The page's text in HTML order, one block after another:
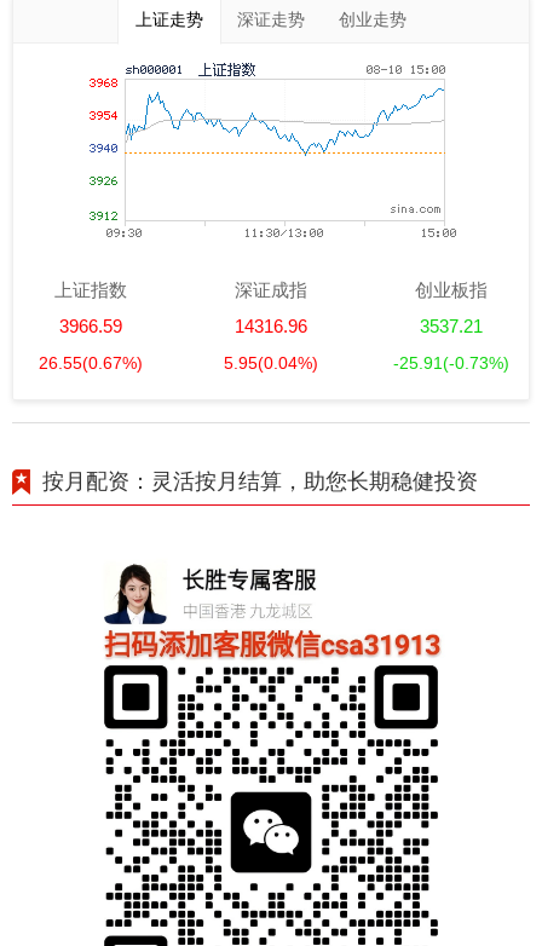
上证走势 深证走势 创业走势
上证指数
3966.59
26.55(0.67%)
深证成指
14316.96
5.95(0.04%)
创业板指
3537.21
-25.91(-0.73%)
按月配资：灵活按月结算，助您长期稳健投资